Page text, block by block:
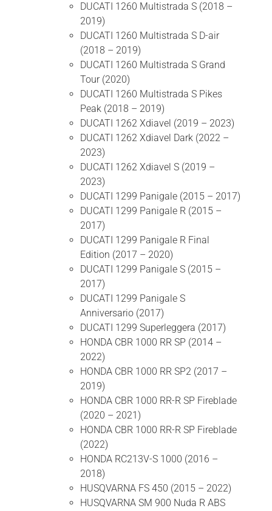
DUCATI 1260 Multistrada S (2018 –
2019)
DUCATI 1260 Multistrada S D-air
(2018 – 2019)
DUCATI 1260 Multistrada S Grand
Tour (2020)
DUCATI 1260 Multistrada S Pikes
Peak (2018 – 2019)
DUCATI 1262 Xdiavel (2019 – 2023)
DUCATI 1262 Xdiavel Dark (2022 –
2023)
DUCATI 1262 Xdiavel S (2019 –
2023)
DUCATI 1299 Panigale (2015 – 2017)
DUCATI 1299 Panigale R (2015 –
2017)
DUCATI 1299 Panigale R Final
Edition (2017 – 2020)
DUCATI 1299 Panigale S (2015 –
2017)
DUCATI 1299 Panigale S
Anniversario (2017)
DUCATI 1299 Superleggera (2017)
HONDA CBR 1000 RR SP (2014 –
2022)
HONDA CBR 1000 RR SP2 (2017 –
2019)
HONDA CBR 1000 RR-R SP Fireblade
(2020 – 2021)
HONDA CBR 1000 RR-R SP Fireblade
(2022)
HONDA RC213V-S 1000 (2016 –
2018)
HUSQVARNA FS 450 (2015 – 2022)
HUSQVARNA SM 900 Nuda R ABS